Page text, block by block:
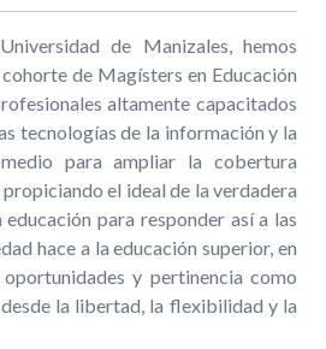
de Manizales, hemos
de Magísters en Educación
altamente capacitados
tecnologías de la información y la
para ampliar la cobertura
el ideal de la verdadera
para responder así a las
hace a la educación superior, en
y pertinencia como
la libertad, la flexibilidad y la